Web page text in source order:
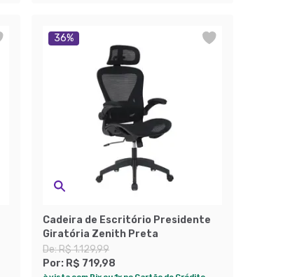
36%
Cadeira de Escritório Presidente
Giratória Zenith Preta
De:R$ 1.129,99
Por: R$ 719,98